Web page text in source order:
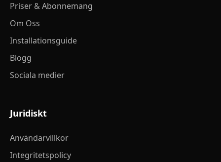
Priser & Abonnemang
Om Oss
Installationsguide
Blogg
Sociala medier
Juridiskt
Användarvillkor
Integritetspolicy